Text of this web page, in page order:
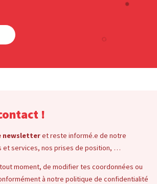
!
newsletteret reste informé.e de notre
et services, nos prises de position, …
moment, de modifier tes coordonnées ou
à notre politique de confidentialité